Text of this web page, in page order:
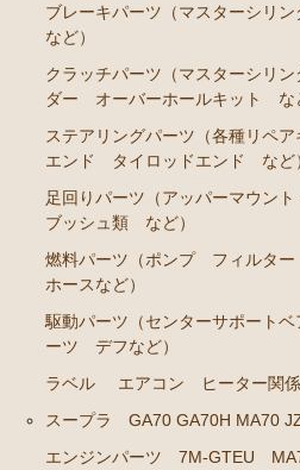
ーゲージなど）
エンジンパーツ 2JZ-GTE
エンジンパーツ 2JZ-GE
ソアラ GZ10 MZ10 MZ11 MZ12
エンジンパーツ 5M-GEU
エンジンパーツ 6M-GEU
エンジンパーツ M-TEU
エンジンパーツ 1G-GEU
エンジンパーツ 1G-EU
イル センサー デスビロー
ブレーキパーツ（マスターシ
など）
クラッチパーツ（マスターシリ
ダー オーバーホールキット な
ステアリングパーツ（各種リペ
エンド タイロッドエンド など
足回りパーツ（アッパーマウン
ブッシュ類 など）
燃料パーツ（ポンプ フィルタ
ホースなど）
駆動パーツ（センターサポート
ーツ デフなど）
ラベル
エアコン ヒーター関係
スープラ GA70 GA70H MA70
エンジンパーツ 7M-GTEU